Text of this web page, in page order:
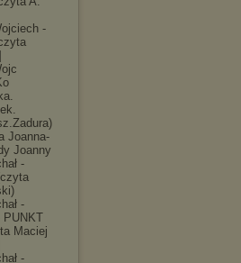
-
.
.Zadura)
Joanna-
Joanny
-
-
PUNKT
Maciej
-